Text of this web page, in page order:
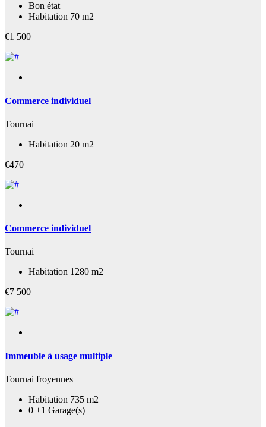
Bon état
Habitation 70 m2
€1 500
Commerce individuel
Tournai
Habitation 20 m2
€470
Commerce individuel
Tournai
Habitation 1280 m2
€7 500
Immeuble à usage multiple
Tournai froyennes
Habitation 735 m2
0 +1 Garage(s)